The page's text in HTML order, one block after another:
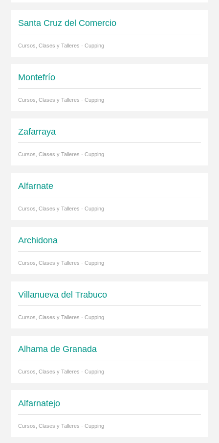
Santa Cruz del Comercio
Cursos, Clases y Talleres · Cupping
Montefrío
Cursos, Clases y Talleres · Cupping
Zafarraya
Cursos, Clases y Talleres · Cupping
Alfarnate
Cursos, Clases y Talleres · Cupping
Archidona
Cursos, Clases y Talleres · Cupping
Villanueva del Trabuco
Cursos, Clases y Talleres · Cupping
Alhama de Granada
Cursos, Clases y Talleres · Cupping
Alfarnatejo
Cursos, Clases y Talleres · Cupping